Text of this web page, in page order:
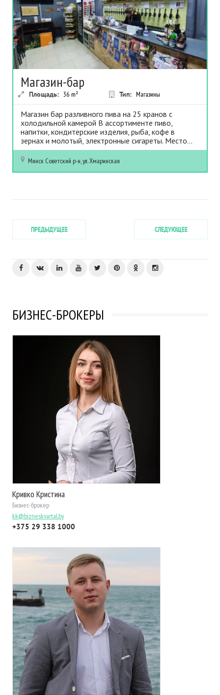
Магазин-бар
Площадь: 36 m² Тип: Магазины
Магазин бар разливного пива на 25 кранов с
холодильной камерой В ассортименте пиво,
напитки, кондитерские изделия, рыба, кофе в
зернах и молотый, электронные сигареты. Место...
Минск Советский р-н, ул. Хмаринская
ПРЕДЫДУЩЕЕ СЛЕДУЮЩЕЕ
БИЗНЕС-БРОКЕРЫ
Кривко Кристина
Бизнес-брокер
kk@bizneskvartal.by
+375 29 338 1000